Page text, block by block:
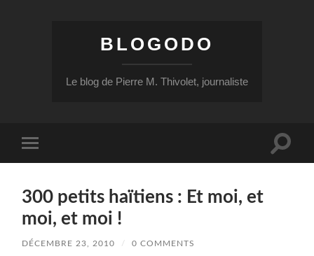
BLOGODO
Le blog de Pierre M. Thivolet, journaliste
mobile
Toggle
300 petits haïtiens : Et moi, et
moi, et moi !
DÉCEMBRE 23, 2010 / 0 COMMENTS